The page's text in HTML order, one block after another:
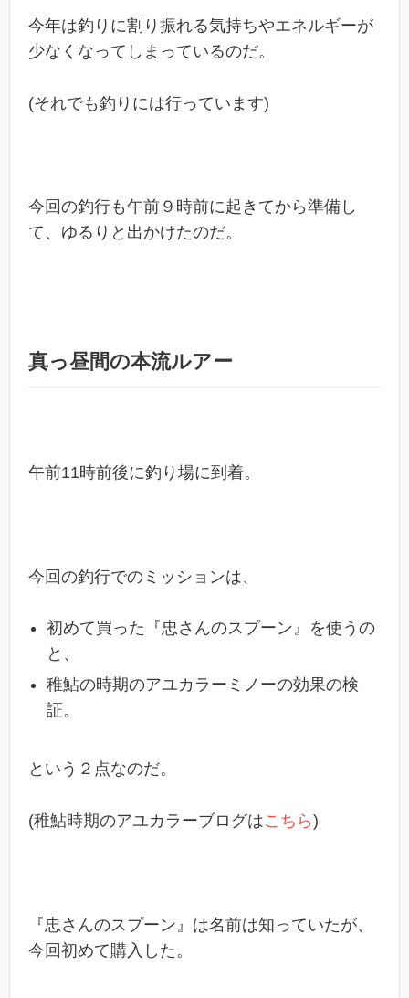
今年は釣りに割り振れる気持ちやエネルギーが
少なくなってしまっているのだ。
(それでも釣りには行っています)
今回の釣行も午前９時前に起きてから準備し
て、ゆるりと出かけたのだ。
真っ昼間の本流ルアー
午前11時前後に釣り場に到着。
今回の釣行でのミッションは、
初めて買った『忠さんのスプーン』を使うの
と、
稚鮎の時期のアユカラーミノーの効果の検
証。
という２点なのだ。
(稚鮎時期のアユカラーブログはこちら)
『忠さんのスプーン』は名前は知っていたが、
今回初めて購入した。